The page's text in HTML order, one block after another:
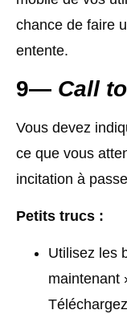
chance de faire
entente.
9— Call
Vous devez
ce que vous
incitation à
Petits trucs :
Utilisez les
maintenant